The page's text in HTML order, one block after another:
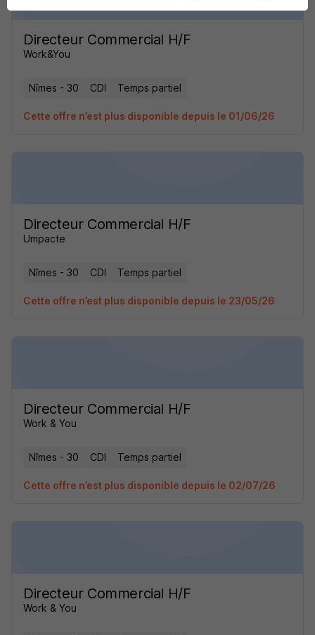
Directeur Commercial H/F
Work&You
Nîmes - 30 CDI Temps partiel
Cette offre n’est plus disponible depuis le 01/06/26
Directeur Commercial H/F
Umpacte
Nîmes - 30 CDI Temps partiel
Cette offre n’est plus disponible depuis le 23/05/26
Directeur Commercial H/F
Work & You
Nîmes - 30 CDI Temps partiel
Cette offre n’est plus disponible depuis le 02/07/26
Directeur Commercial H/F
Work & You